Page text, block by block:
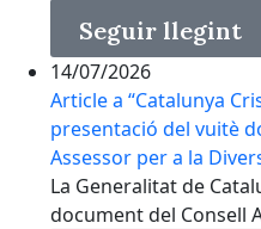
Seguir llegint
14/07/2026
Article a “Catalunya
presentació del vuitè
Assessor per a la
La Generalitat de
document del Consell